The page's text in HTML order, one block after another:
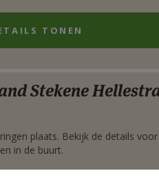
TONEN
Stekene
plaats. Bekijk de details
in de buurt.